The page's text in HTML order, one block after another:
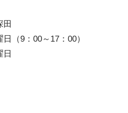
田
（9：00～17：00）
日